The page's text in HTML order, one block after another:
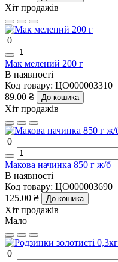
Хіт продажів
0
Мак мелений 200 г
В наявності
Код товару: ЦО000003310
89.00 ₴
До кошика
Хіт продажів
0
Макова начинка 850 г ж/б
В наявності
Код товару: ЦО000003690
125.00 ₴
До кошика
Хіт продажів
Мало
0